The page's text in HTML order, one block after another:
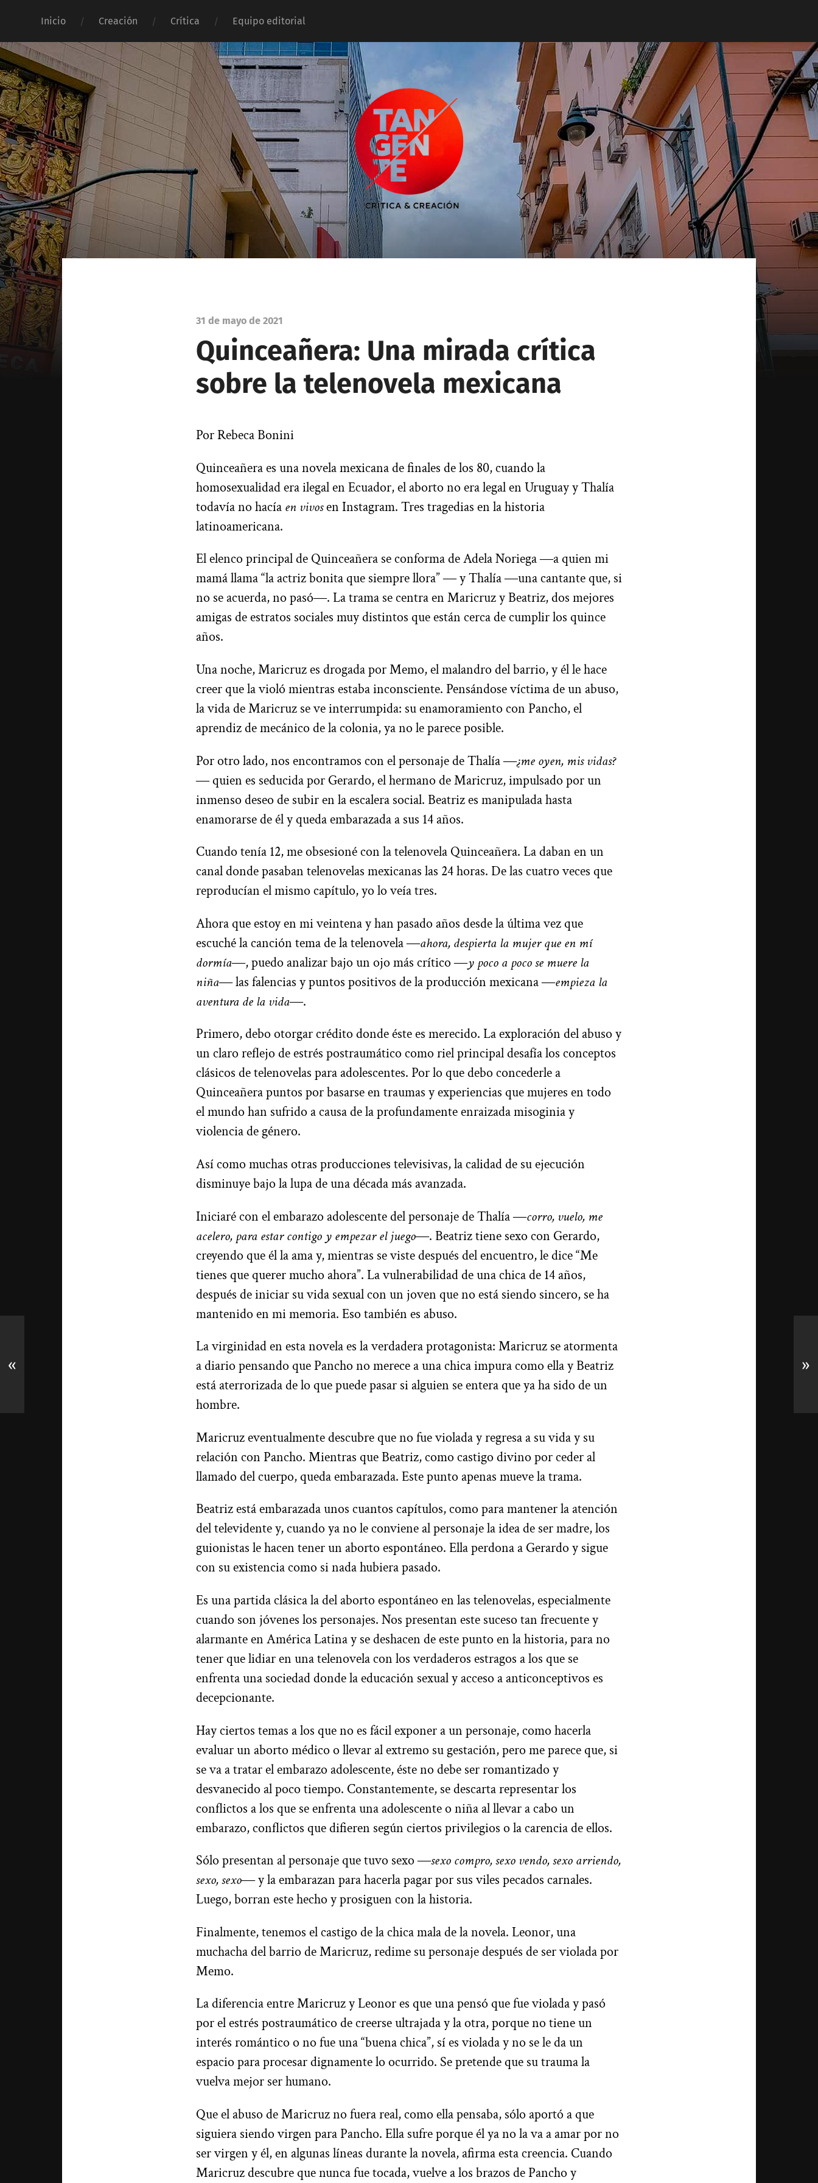
Inicio Creación Crítica Equipo editorial
Tangente
31 de mayo de 2021
Quinceañera: Una mirada crítica
sobre la telenovela mexicana
Por Rebeca Bonini
Quinceañera es una novela mexicana de finales de los 80, cuando la
homosexualidad era ilegal en Ecuador, el aborto no era legal en Uruguay y Thalía
todavía no hacía en vivosen Instagram. Tres tragedias en la historia
latinoamericana.
El elenco principal de Quinceañera se conforma de Adela Noriega ―a quien mi
mamá llama “la actriz bonita que siempre llora” ― y Thalía ―una cantante que, si
no se acuerda, no pasó―. La trama se centra en Maricruz y Beatriz, dos mejores
amigas de estratos sociales muy distintos que están cerca de cumplir los quince
años.
Una noche, Maricruz es drogada por Memo, el malandro del barrio, y él le hace
creer que la violó mientras estaba inconsciente. Pensándose víctima de un abuso,
la vida de Maricruz se ve interrumpida: su enamoramiento con Pancho, el
aprendiz de mecánico de la colonia, ya no le parece posible.
Por otro lado, nos encontramos con el personaje de Thalía ―¿me oyen, mis vidas?
― quien es seducida por Gerardo, el hermano de Maricruz, impulsado por un
inmenso deseo de subir en la escalera social. Beatriz es manipulada hasta
enamorarse de él y queda embarazada a sus 14 años.
Cuando tenía 12, me obsesioné con la telenovela Quinceañera. La daban en un
canal donde pasaban telenovelas mexicanas las 24 horas. De las cuatro veces que
reproducían el mismo capítulo, yo lo veía tres.
Ahora que estoy en mi veintena y han pasado años desde la última vez que
escuché la canción tema de la telenovela ―ahora, despierta la mujer que en mí
dormía―, puedo analizar bajo un ojo más crítico ―y poco a poco se muere la
niña― las falencias y puntos positivos de la producción mexicana ―empieza la
aventura de la vida―.
Primero, debo otorgar crédito donde éste es merecido. La exploración del abuso y
un claro reflejo de estrés postraumático como riel principal desafía los conceptos
clásicos de telenovelas para adolescentes. Por lo que debo concederle a
Quinceañera puntos por basarse en traumas y experiencias que mujeres en todo
el mundo han sufrido a causa de la profundamente enraizada misoginia y
violencia de género.
Así como muchas otras producciones televisivas, la calidad de su ejecución
disminuye bajo la lupa de una década más avanzada.
Iniciaré con el embarazo adolescente del personaje de Thalía ―corro, vuelo, me
acelero, para estar contigo y empezar el juego―. Beatriz tiene sexo con Gerardo,
creyendo que él la ama y, mientras se viste después del encuentro, le dice “Me
tienes que querer mucho ahora”. La vulnerabilidad de una chica de 14 años,
después de iniciar su vida sexual con un joven que no está siendo sincero, se ha
mantenido en mi memoria. Eso también es abuso.
La virginidad en esta novela es la verdadera protagonista: Maricruz se atormenta
a diario pensando que Pancho no merece a una chica impura como ella y Beatriz
está aterrorizada de lo que puede pasar si alguien se entera que ya ha sido de un
hombre.
Maricruz eventualmente descubre que no fue violada y regresa a su vida y su
relación con Pancho. Mientras que Beatriz, como castigo divino por ceder al
llamado del cuerpo, queda embarazada. Este punto apenas mueve la trama.
Beatriz está embarazada unos cuantos capítulos, como para mantener la atención
del televidente y, cuando ya no le conviene al personaje la idea de ser madre, los
guionistas le hacen tener un aborto espontáneo. Ella perdona a Gerardo y sigue
con su existencia como si nada hubiera pasado.
Es una partida clásica la del aborto espontáneo en las telenovelas, especialmente
cuando son jóvenes los personajes. Nos presentan este suceso tan frecuente y
alarmante en América Latina y se deshacen de este punto en la historia, para no
tener que lidiar en una telenovela con los verdaderos estragos a los que se
enfrenta una sociedad donde la educación sexual y acceso a anticonceptivos es
decepcionante.
Hay ciertos temas a los que no es fácil exponer a un personaje, como hacerla
evaluar un aborto médico o llevar al extremo su gestación, pero me parece que, si
se va a tratar el embarazo adolescente, éste no debe ser romantizado y
desvanecido al poco tiempo. Constantemente, se descarta representar los
conflictos a los que se enfrenta una adolescente o niña al llevar a cabo un
embarazo, conflictos que difieren según ciertos privilegios o la carencia de ellos.
Sólo presentan al personaje que tuvo sexo ―sexo compro, sexo vendo, sexo arriendo,
sexo, sexo― y la embarazan para hacerla pagar por sus viles pecados carnales.
Luego, borran este hecho y prosiguen con la historia.
Finalmente, tenemos el castigo de la chica mala de la novela. Leonor, una
muchacha del barrio de Maricruz, redime su personaje después de ser violada por
Memo.
La diferencia entre Maricruz y Leonor es que una pensó que fue violada y pasó
por el estrés postraumático de creerse ultrajada y la otra, porque no tiene un
interés romántico o no fue una “buena chica”, sí es violada y no se le da un
espacio para procesar dignamente lo ocurrido. Se pretende que su trauma la
vuelva mejor ser humano.
Que el abuso de Maricruz no fuera real, como ella pensaba, sólo aportó a que
siguiera siendo virgen para Pancho. Ella sufre porque él ya no la va a amar por no
ser virgen y él, en algunas líneas durante la novela, afirma esta creencia. Cuando
Maricruz descubre que nunca fue tocada, vuelve a los brazos de Pancho y
« »